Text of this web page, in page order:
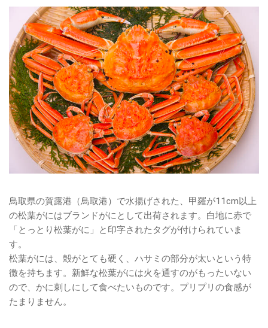
鳥取県の賀露港（鳥取港）で水揚げされた、甲羅が11cm以上
の松葉がにはブランドがにとして出荷されます。白地に赤で
「とっとり松葉がに」と印字されたタグが付けられていま
す。
松葉がには、殻がとても硬く、ハサミの部分が太いという特
徴を持ちます。新鮮な松葉がには火を通すのがもったいない
ので、かに刺しにして食べたいものです。プリプリの食感が
たまりません。